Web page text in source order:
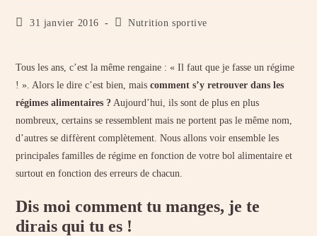
Publication
31 janvier 2016
PostNutrition sportive
Tous les ans, c’est la même rengaine : « Il faut que je fasse un régime
! ». Alors le dire c’est bien, maiscomment s’y retrouver dans les
régimes alimentaires ? Aujourd’hui, ils sont de plus en plus
nombreux, certains se ressemblent mais ne portent pas le même nom,
d’autres se diffèrent complètement. Nous allons voir ensemble les
principales familles de régime en fonction de votre bol alimentaire et
surtout en fonction des erreurs de chacun.
Dis moi comment tu manges, je te
dirais qui tu es !